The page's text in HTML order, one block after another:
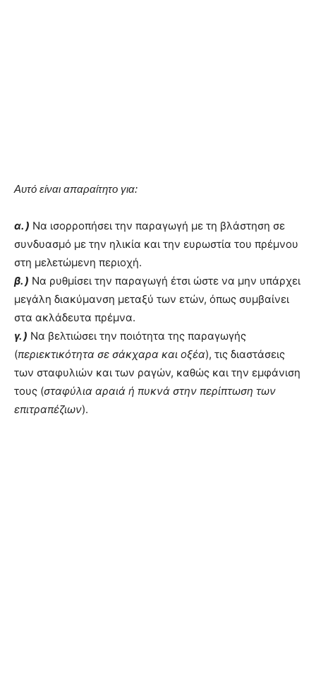
Αυτό είναι απαραίτητο για:
α. ) Να ισορροπήσει την παραγωγή με τη βλάστηση σε
συνδυασμό με την ηλικία και την ευρωστία του πρέμνου
στη μελετώμενη περιοχή.
β. ) Να ρυθμίσει την παραγωγή έτσι ώστε να μην υπάρχει
μεγάλη διακύμανση μεταξύ των ετών, όπως συμβαίνει
στα ακλάδευτα πρέμνα.
γ. ) Να βελτιώσει την ποιότητα της παραγωγής
(περιεκτικότητα σε σάκχαρα και οξέα), τις διαστάσεις
των σταφυλιών και των ραγών, καθώς και την εμφάνιση
τους (σταφύλια αραιά ή πυκνά στην περίπτωση των
επιτραπέζιων).